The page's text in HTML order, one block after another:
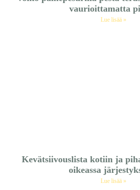
vaurioittamatta
Lue lisää »
Kevätsiivouslista kotiin ja
oikeassa
Lue lisää »